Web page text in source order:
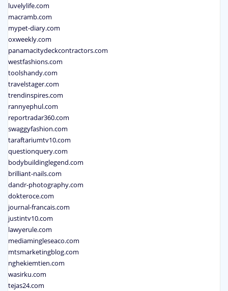
luvelylife.com
macramb.com
mypet-diary.com
oxweekly.com
panamacitydeckcontractors.com
westfashions.com
toolshandy.com
travelstager.com
trendinspires.com
rannyephul.com
reportradar360.com
swaggyfashion.com
taraftariumtv10.com
questionquery.com
bodybuildinglegend.com
brilliant-nails.com
dandr-photography.com
dokteroce.com
journal-francais.com
justintv10.com
lawyerule.com
mediamingleseaco.com
mtsmarketingblog.com
nghekiemtien.com
wasirku.com
tejas24.com